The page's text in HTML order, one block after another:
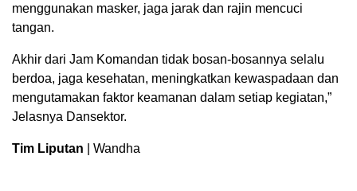
menggunakan masker, jaga jarak dan rajin mencuci
tangan.
Akhir dari Jam Komandan tidak bosan-bosannya selalu
berdoa, jaga kesehatan, meningkatkan kewaspadaan dan
mengutamakan faktor keamanan dalam setiap kegiatan,”
Jelasnya Dansektor.
Tim Liputan | Wandha